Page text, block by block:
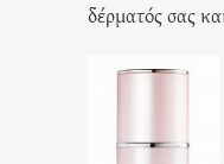
δέρματός σας